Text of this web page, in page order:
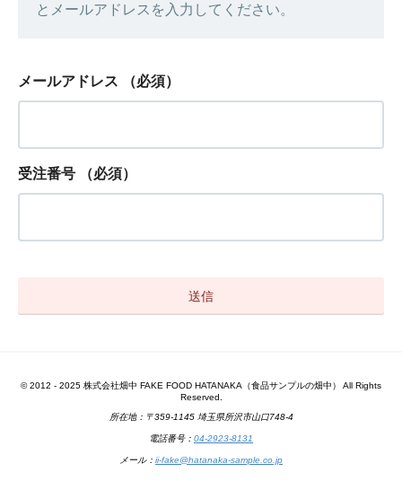
とメールアドレスを入力してください。
メールアドレス （必須）
受注番号 （必須）
© 2012 - 2025 株式会社畑中 FAKE FOOD HATANAKA（食品サンプルの畑中） All Rights
Reserved.
所在地：〒359-1145 埼玉県所沢市山口748-4
電話番号： 04-2923-8131
メール： ii-fake@hatanaka-sample.co.jp